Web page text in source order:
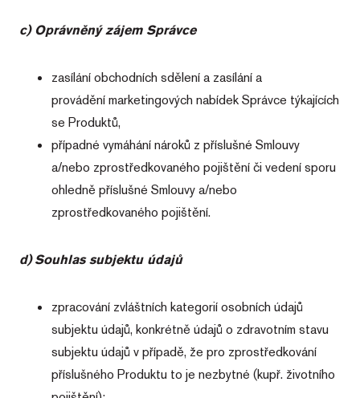
c) Oprávněný zájem Správce
zasílání obchodních sdělení a zasílání a
provádění marketingových nabídek Správce týkajících
se Produktů,
případné vymáhání nároků z příslušné Smlouvy
a/nebo zprostředkovaného pojištění či vedení sporu
ohledně příslušné Smlouvy a/nebo
zprostředkovaného pojištění.
d) Souhlas subjektu údajů
zpracování zvláštních kategorií osobních údajů
subjektu údajů, konkrétně údajů o zdravotním stavu
subjektu údajů v případě, že pro zprostředkování
příslušného Produktu to je nezbytné (kupř. životního